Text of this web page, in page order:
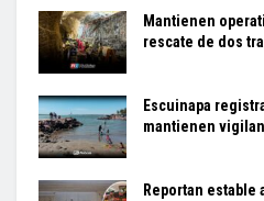
Mantienen
rescate de dos
Escuinapa
mantienen
Reportan